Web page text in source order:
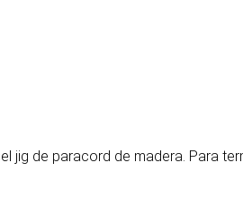
el jig de paracord de madera . Para